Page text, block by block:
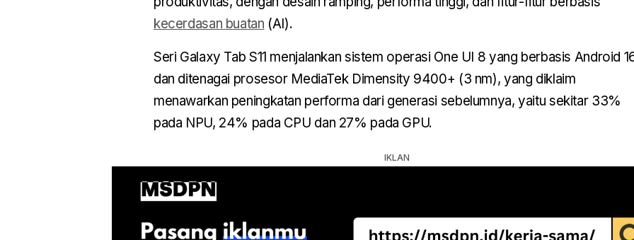
kecerdasan buatan (AI).
Seri Galaxy Tab S11 menjalankan sistem operasi One UI 8 yang berbasis Android
dan ditenagai prosesor MediaTek Dimensity 9400+ (3 nm), yang diklaim
menawarkan peningkatan performa dari generasi sebelumnya, yaitu sekitar 33%
pada NPU, 24% pada CPU dan 27% pada GPU.